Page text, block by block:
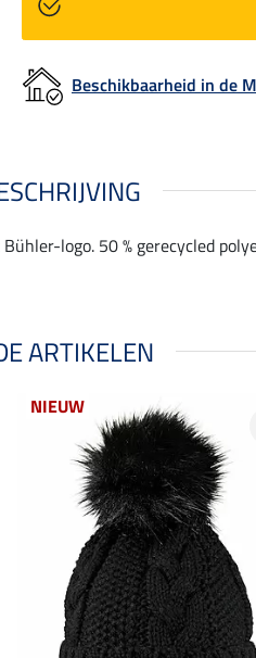
Beschikbaarheid in de
logo. 50 % gerecycled
ARTIKELEN
NIEUW